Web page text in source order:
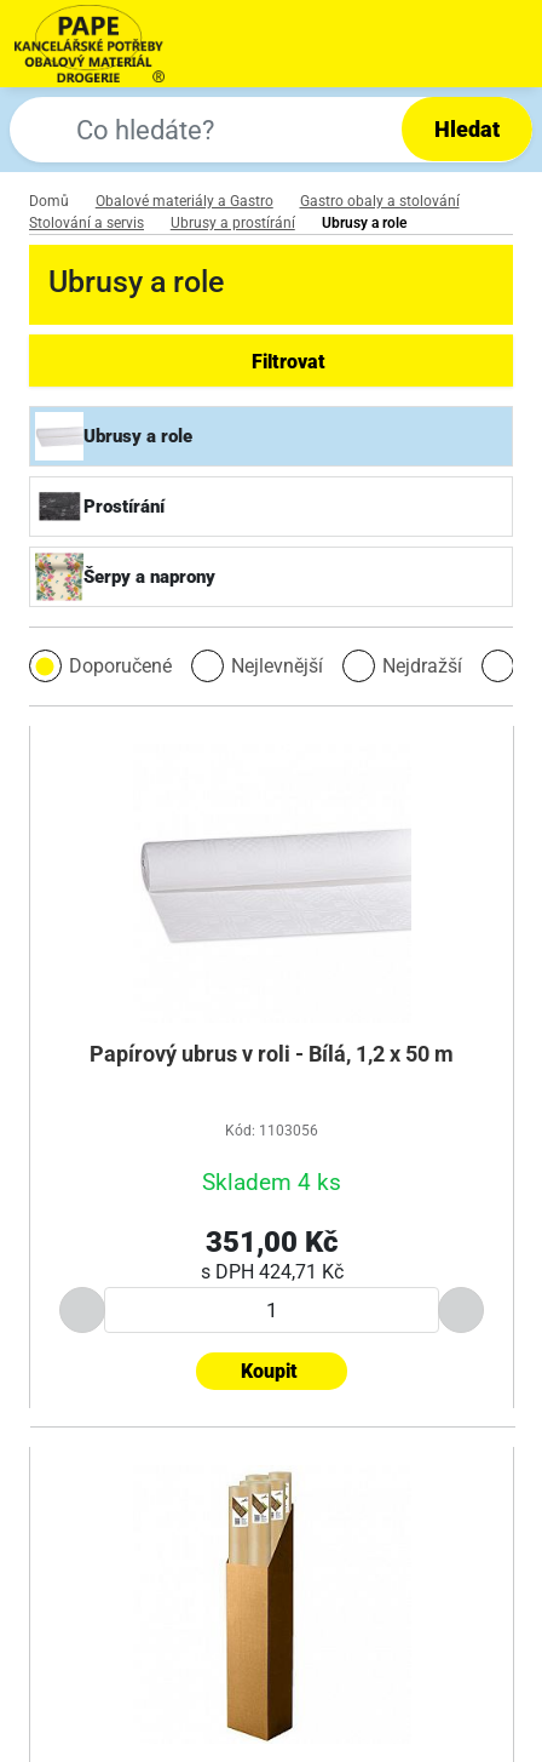
Hledat
Domů Obalové materiály a Gastro
Gastro obaly a stolování
Stolování a servis
Ubrusy a prostírání Ubrusy a role
Ubrusy a role
Filtrovat
Ubrusy a role
Prostírání
Šerpy a naprony
Doporučené Nejlevnější Nejdražší
Papírový ubrus v roli - Bílá, 1,2 x 50 m
Kód: 1103056
Skladem 4 ks
351,00 Kč
s DPH 424,71 Kč
Koupit